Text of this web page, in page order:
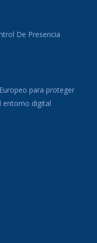
De Presencia
para proteger
entorno digital